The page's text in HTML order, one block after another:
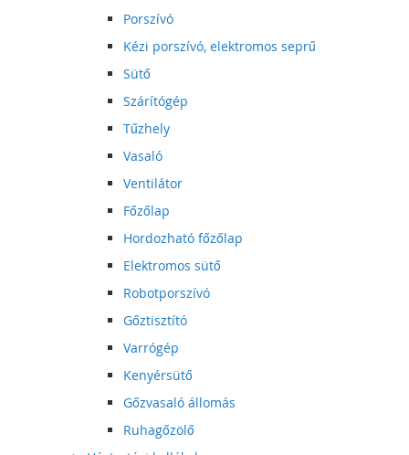
Porszívó
Kézi porszívó, elektromos seprű
Sütő
Szárítógép
Tűzhely
Vasaló
Ventilátor
Főzőlap
Hordozható főzőlap
Elektromos sütő
Robotporszívó
Gőztisztító
Varrógép
Kenyérsütő
Gőzvasaló állomás
Ruhagőzölő